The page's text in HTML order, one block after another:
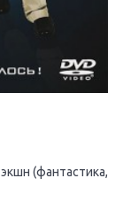
(фантастика,